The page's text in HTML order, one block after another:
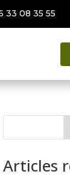
33 08 35 55
Articles